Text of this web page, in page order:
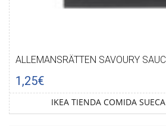
ALLEMANSRÄTTEN SAVOURY
1,25€
IKEA TIENDA COMIDA